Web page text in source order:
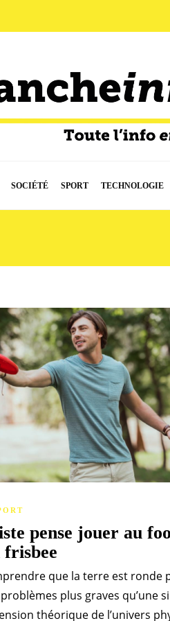
SOCIÉTÉ SPORT TECHNOLOGIE
pense jouer au
frisbee
que la terre est ronde
plus graves qu’une
théorique de l’univers